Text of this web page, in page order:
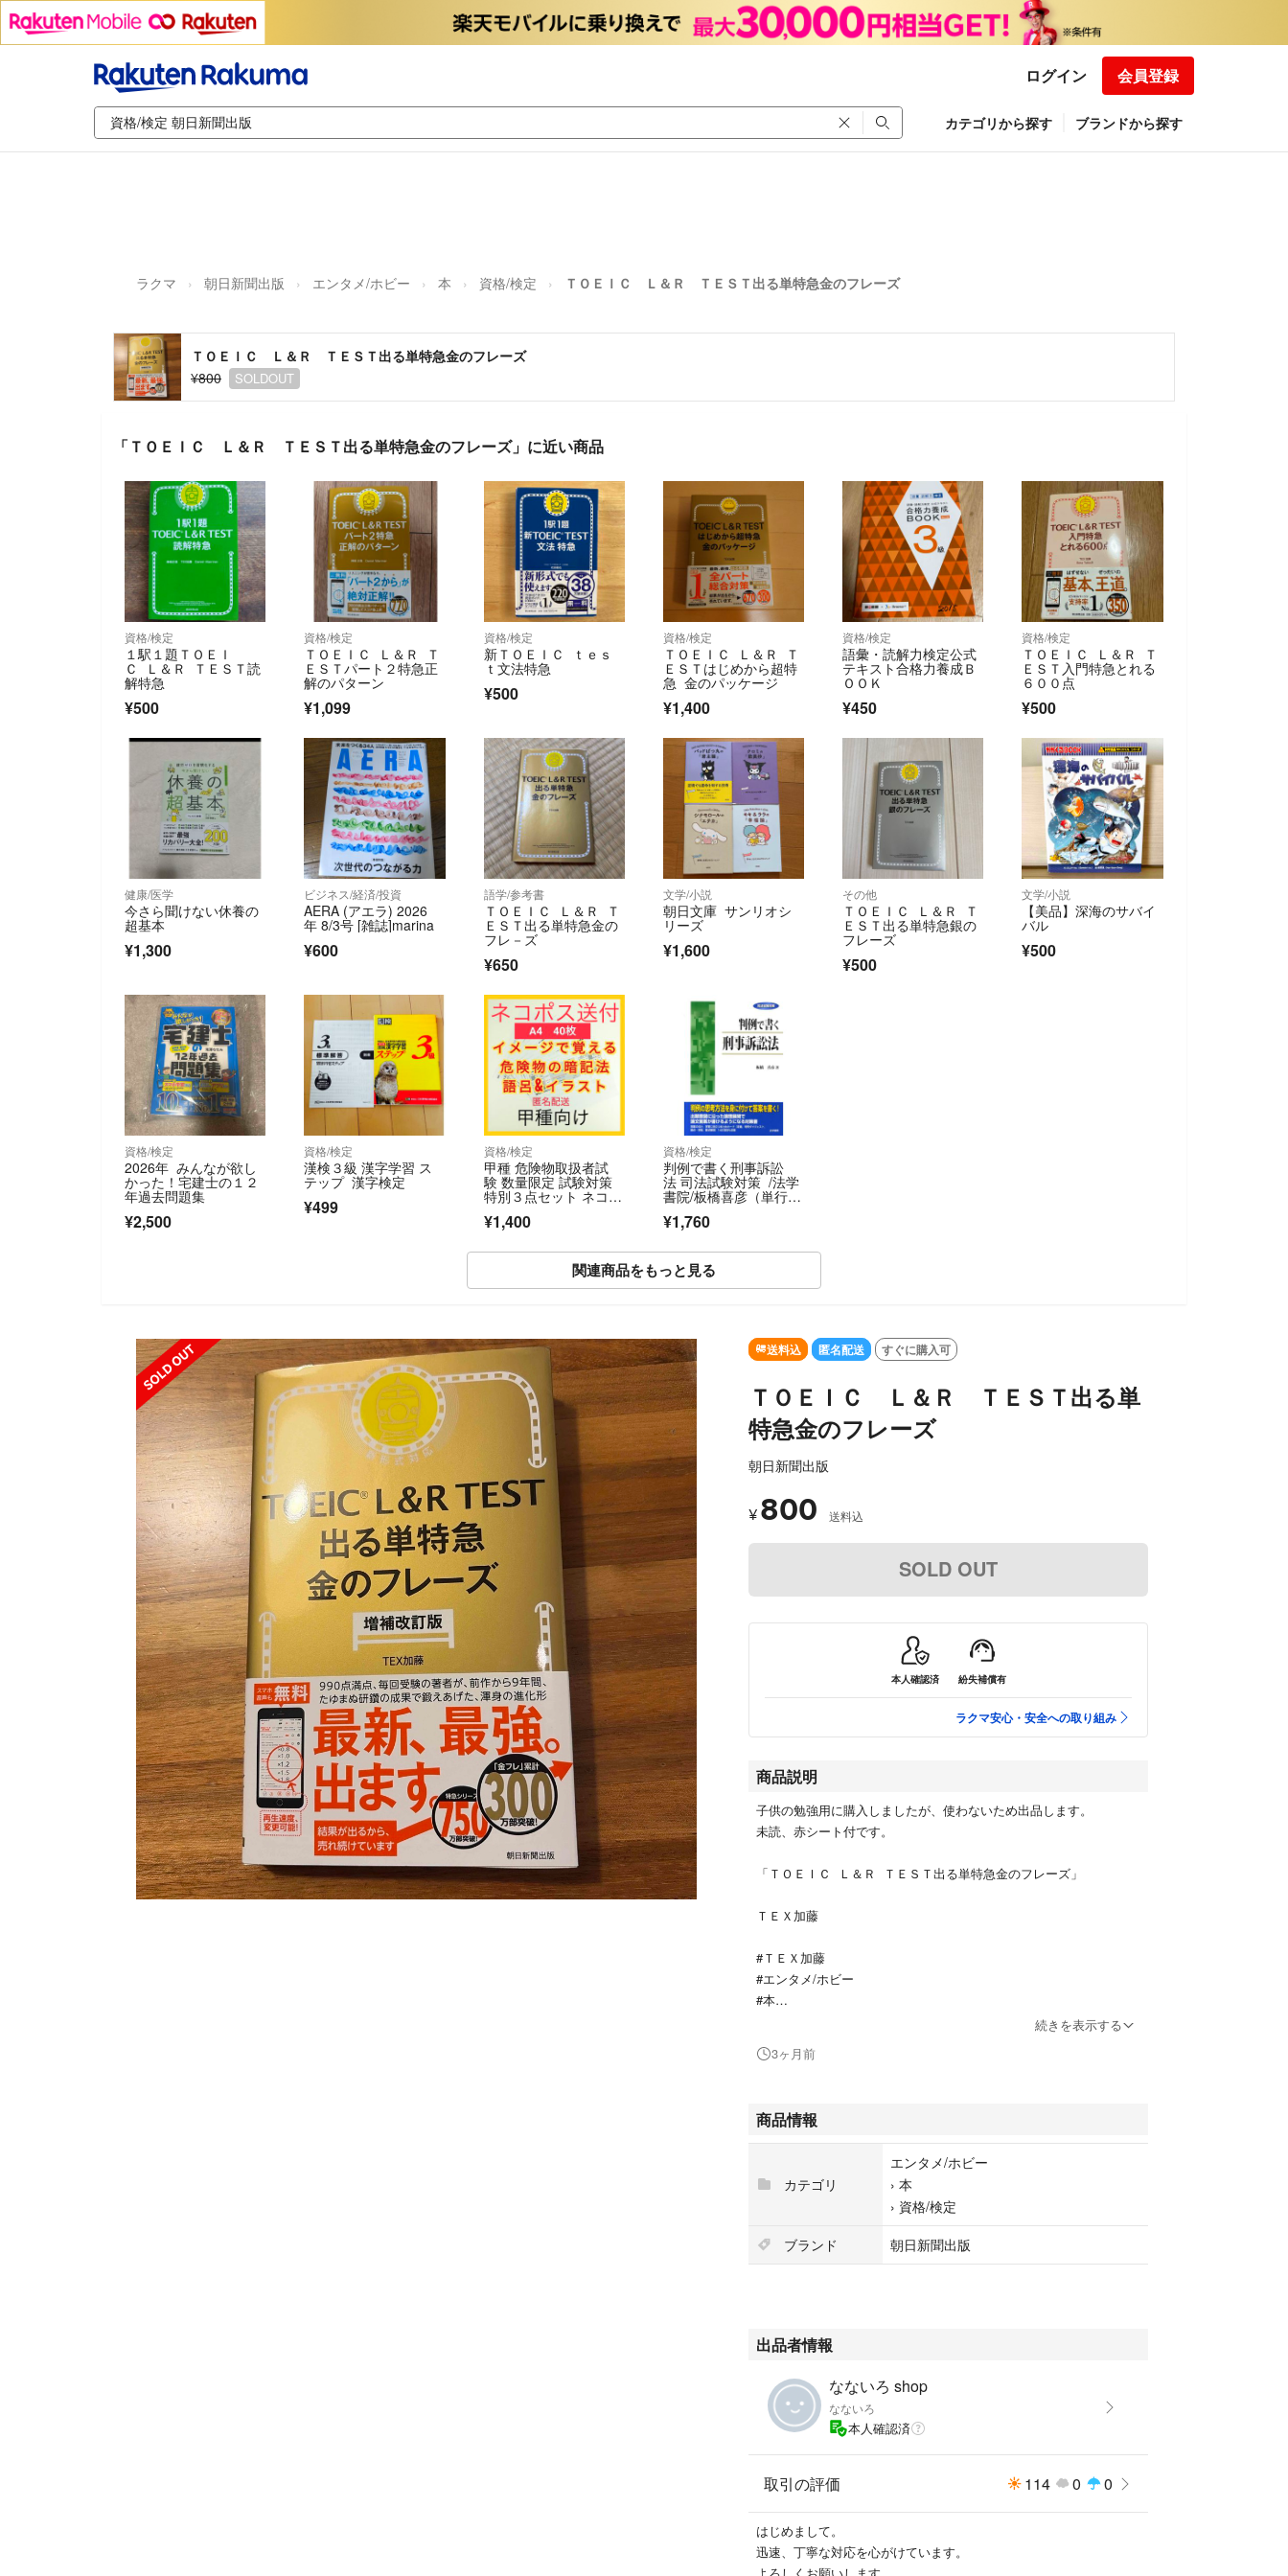
ログイン 会員登録
カテゴリから探す ブランドから探す
ラクマ 朝日新聞出版 エンタメ/ホビー 本 資格/検定 ＴＯＥＩＣ Ｌ＆Ｒ ＴＥＳＴ出る単特急金のフレーズ
ＴＯＥＩＣ Ｌ＆Ｒ ＴＥＳＴ出る単特急金のフレーズ
¥800
SOLDOUT
「ＴＯＥＩＣ Ｌ＆Ｒ ＴＥＳＴ出る単特急金のフレーズ」に近い商品
資格/検定
１駅１題ＴＯＥＩ
Ｃ Ｌ＆Ｒ ＴＥＳＴ読
解特急
¥500
資格/検定
ＴＯＥＩＣ Ｌ＆Ｒ Ｔ
ＥＳＴパート２特急正
解のパターン
¥1,099
資格/検定
新ＴＯＥＩＣ ｔｅｓ
ｔ文法特急
¥500
資格/検定
ＴＯＥＩＣ Ｌ＆Ｒ Ｔ
ＥＳＴはじめから超特
急 金のパッケージ
¥1,400
資格/検定
語彙・読解力検定公式
テキスト合格力養成Ｂ
ＯＯＫ
¥450
資格/検定
ＴＯＥＩＣ Ｌ＆Ｒ Ｔ
ＥＳＴ入門特急とれる
６００点
¥500
健康/医学
今さら聞けない休養の
超基本
¥1,300
ビジネス/経済/投資
AERA (アエラ) 2026
年 8/3号 [雑誌]marina
¥600
語学/参考書
ＴＯＥＩＣ Ｌ＆Ｒ Ｔ
ＥＳＴ出る単特急金の
フレ－ズ
¥650
文学/小説
朝日文庫 サンリオシ
リーズ
¥1,600
その他
ＴＯＥＩＣ Ｌ＆Ｒ Ｔ
ＥＳＴ出る単特急銀の
フレーズ
¥500
文学/小説
【美品】深海のサバイ
バル
¥500
資格/検定
2026年 みんなが欲し
かった！宅建士の１２
年過去問題集
¥2,500
資格/検定
漢検３級 漢字学習 ス
テップ 漢字検定
¥499
資格/検定
甲種 危険物取扱者試
験 数量限定 試験対策
特別３点セット ネコポ
¥1,400
資格/検定
判例で書く刑事訴訟
法 司法試験対策 /法学
書院/板橋喜彦（単行
¥1,760
関連商品をもっと見る
SOLD OUT 送料込 匿名配送 すぐに購入可
ＴＯＥＩＣ Ｌ＆Ｒ ＴＥＳＴ出る単
特急金のフレーズ
朝日新聞出版
¥ 800 送料込
SOLD OUT
本人確認済 紛失補償有
ラクマ安心・安全への取り組み
商品説明
子供の勉強用に購入しましたが、使わないため出品します。
未読、赤シート付です。
「ＴＯＥＩＣ Ｌ＆Ｒ ＴＥＳＴ出る単特急金のフレーズ」
ＴＥＸ加藤
#ＴＥＸ加藤
#エンタメ/ホビー
#本
#TOEIC
続きを表示する
3ヶ月前
商品情報
カテゴリ
エンタメ/ホビー
› 本
› 資格/検定
ブランド
朝日新聞出版
出品者情報
なないろ shop
なないろ
本人確認済
取引の評価 114 0 0
はじめまして。
迅速、丁寧な対応を心がけています。